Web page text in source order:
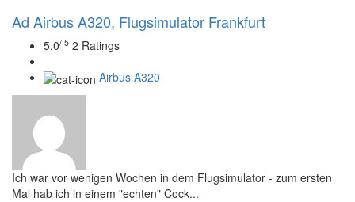
Ad Airbus A320, Flugsimulator Frankfurt
5.0/ 5 2 Ratings
Airbus A320
Ich war vor wenigen Wochen in dem Flugsimulator - zum ersten
Mal hab ich in einem "echten" Cock...